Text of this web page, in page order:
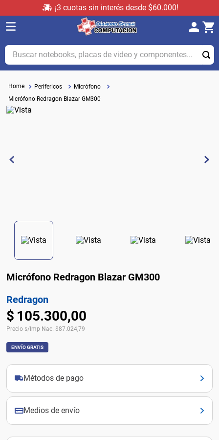
¡3 cuotas sin interés desde $60.000!
Buscar notebooks, placas de video y componentes...
Perifericos
Micrófono
Micrófono Redragon Blazar GM300
Micrófono Redragon Blazar GM300
Redragon
$ 105.300,00
Precio s/Imp Nac. $87.024,79
ENVÍO GRATIS
Métodos de pago
Medios de envío